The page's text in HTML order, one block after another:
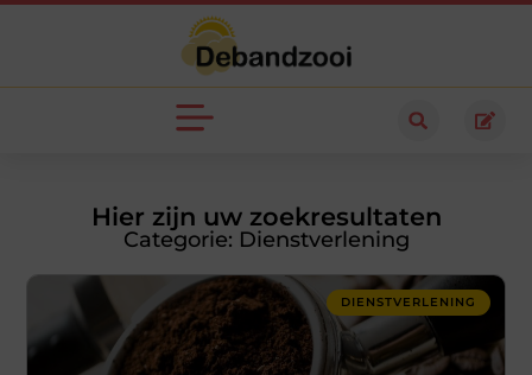
Hier zijn uw zoekresultaten
Categorie: Dienstverlening
DIENSTVERLENING